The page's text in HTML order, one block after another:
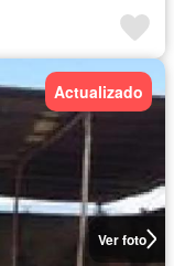
Ver foto
Actualizado